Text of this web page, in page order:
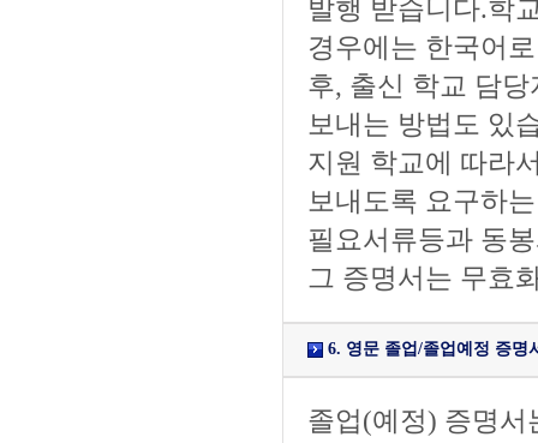
발행 받습니다.학
경우에는 한국어
후, 출신 학교 담
보내는 방법도 있
지원 학교에 따라
보내도록 요구하
필요서류등과 동
그 증명서는 무효
6. 영문 졸업/졸업예정 증명
졸업(예정) 증명서